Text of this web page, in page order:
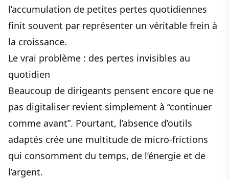
l’accumulation de petites pertes quotidiennes
finit souvent par représenter un véritable frein à
la croissance.
Le vrai problème : des pertes invisibles au
quotidien
Beaucoup de dirigeants pensent encore que ne
pas digitaliser revient simplement à “continuer
comme avant”. Pourtant, l’absence d’outils
adaptés crée une multitude de micro-frictions
qui consomment du temps, de l’énergie et de
l’argent.